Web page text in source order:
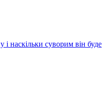
наскільки суворим він буде